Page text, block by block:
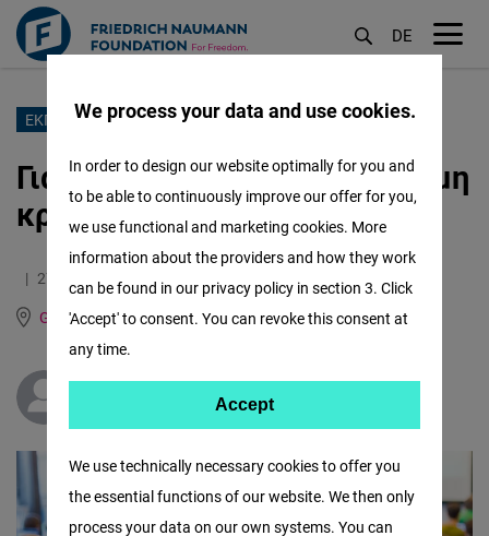
Παράκαμψη
το
κυρίως
περιεχόμενο
DE
ΕΚΠΑΙΔΕΥΣΗ
Γιατί φοβόμαστε την ίδρυση μη
κρατικών πανεπιστημίων;
27.02.2024
4.4 Minutes
Greece and Cyprus
English
We process your data and use cookies.
We use technically necessary cookies to offer you
the essential functions of our website. We then only
process your data on our own systems. You can
In order to design our website optimally for you and
to be able to continuously improve our offer for you,
we use functional and marketing cookies. More
information about the providers and how they work
can be found in our privacy policy in section 3. Click
'Accept' to consent. You can revoke this consent at
any time.
Facebook
Accept